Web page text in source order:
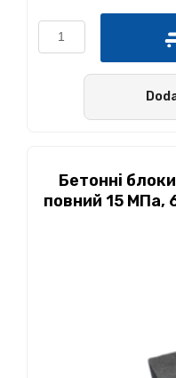
Бетонні
повний 15 МПа,